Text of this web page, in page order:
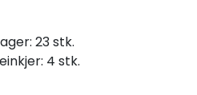
23 stk.
4 stk.